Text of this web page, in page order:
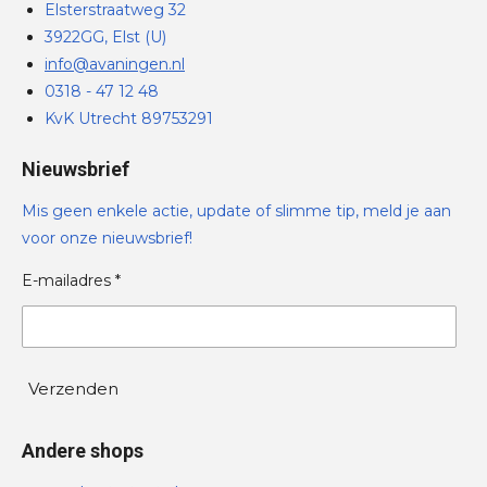
Elsterstraatweg 32
3922GG, Elst (U)
info@avaningen.nl
0318 - 47 12 48
KvK Utrecht 89753291
Nieuwsbrief
Mis geen enkele actie, update of slimme tip, meld je aan
voor onze nieuwsbrief!
E-mailadres *
Verzenden
Andere shops